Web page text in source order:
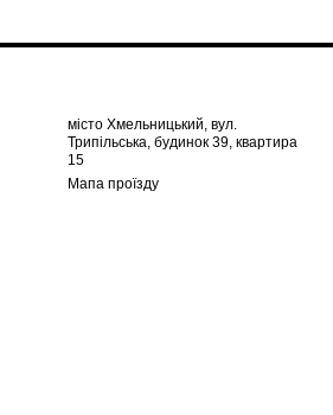
місто Хмельницький, вул.
Трипільська, будинок 39, квартира
15
Мапа проїзду